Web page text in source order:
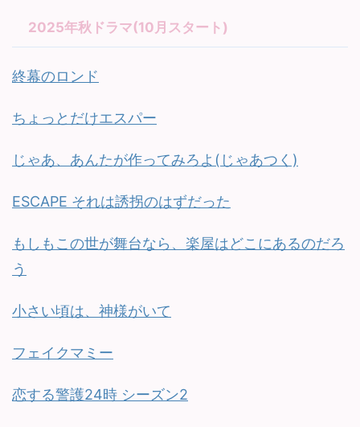
2025年秋ドラマ(10月スタート)
終幕のロンド
ちょっとだけエスパー
じゃあ、あんたが作ってみろよ(じゃあつく)
ESCAPE それは誘拐のはずだった
もしもこの世が舞台なら、楽屋はどこにあるのだろ
う
小さい頃は、神様がいて
フェイクマミー
恋する警護24時 シーズン2